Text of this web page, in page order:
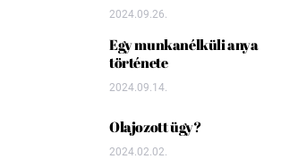
2024.09.26.
Egy munkanélküli anya
története
2024.09.14.
Olajozott ügy?
2024.02.02.